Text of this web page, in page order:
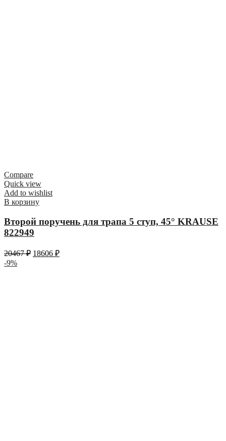
Compare
Quick view
Add to wishlist
В корзину
Второй поручень для трапа 5 ступ, 45° KRAUSE
822949
20467₽ 18606 ₽
-9%